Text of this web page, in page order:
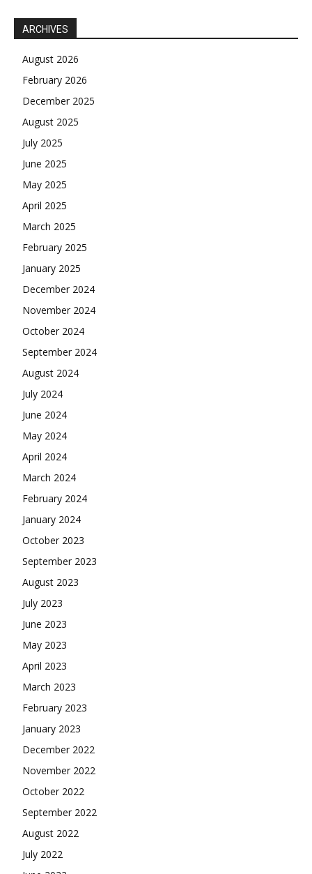
ARCHIVES
August 2026
February 2026
December 2025
August 2025
July 2025
June 2025
May 2025
April 2025
March 2025
February 2025
January 2025
December 2024
November 2024
October 2024
September 2024
August 2024
July 2024
June 2024
May 2024
April 2024
March 2024
February 2024
January 2024
October 2023
September 2023
August 2023
July 2023
June 2023
May 2023
April 2023
March 2023
February 2023
January 2023
December 2022
November 2022
October 2022
September 2022
August 2022
July 2022